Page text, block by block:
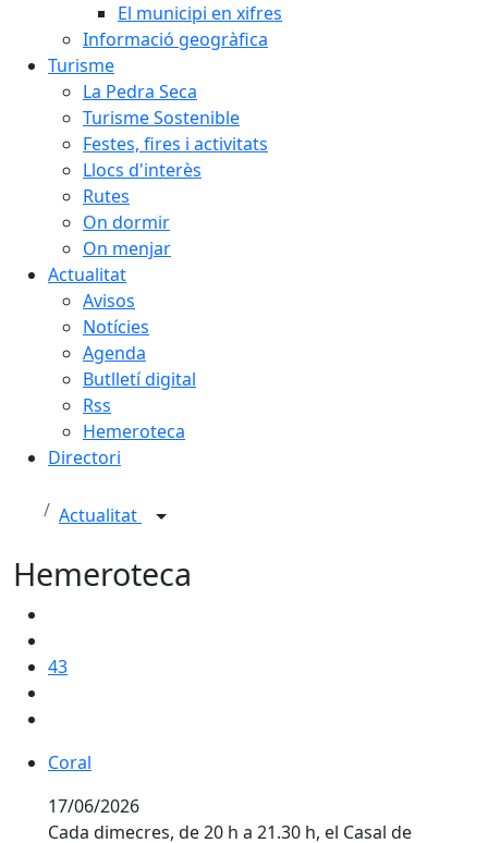
El municipi en xifres
Informació geogràfica
Turisme
La Pedra Seca
Turisme Sostenible
Festes, fires i activitats
Llocs d'interès
Rutes
On dormir
On menjar
Actualitat
Avisos
Notícies
Agenda
Butlletí digital
Rss
Hemeroteca
Directori
Actualitat
Hemeroteca
43
Coral
Coral
17/06/2026
Cada dimecres, de 20 h a 21.30 h, el Casal de